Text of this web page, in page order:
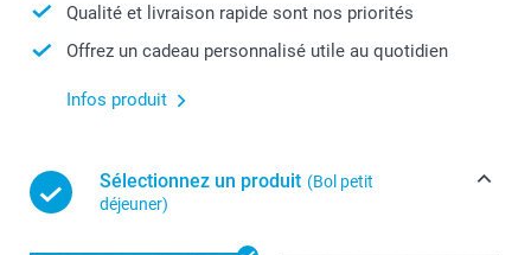
Qualité et livraison rapide sont nos priorités
Offrez un cadeau personnalisé utile au quotidien
Infos produit
Sélectionnez un produit (Bol petit
déjeuner)